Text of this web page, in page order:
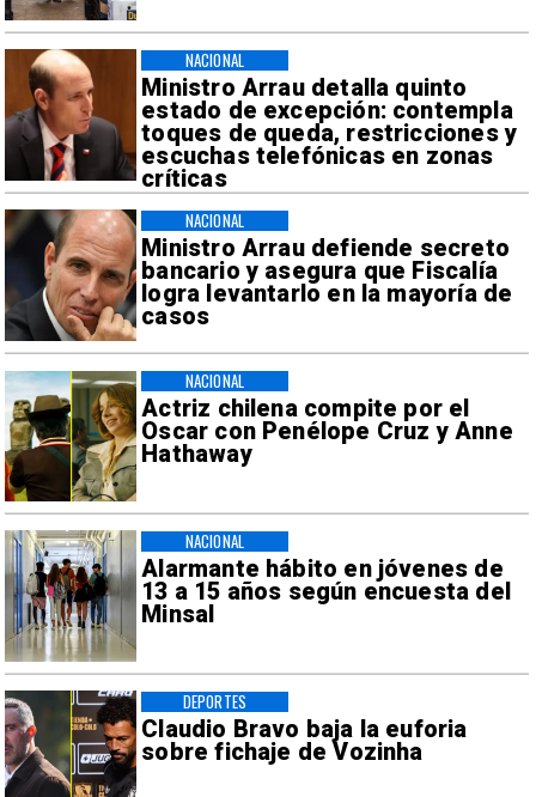
Ministro Arrau detalla quinto
estado de excepción: contempla
toques de queda, restricciones y
escuchas telefónicas en zonas
críticas
NACIONAL
Ministro Arrau defiende secreto
bancario y asegura que Fiscalía
logra levantarlo en la mayoría de
casos
NACIONAL
Actriz chilena compite por el
Oscar con Penélope Cruz y Anne
Hathaway
NACIONAL
Alarmante hábito en jóvenes de
13 a 15 años según encuesta del
Minsal
NACIONAL
Claudio Bravo baja la euforia
sobre fichaje de Vozinha
DEPORTES